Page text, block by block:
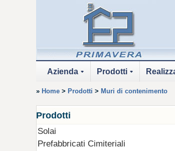
Azienda Prodotti
» Home > Prodotti > Muri di contenimento
Prodotti
Solai
Prefabbricati Cimiteriali